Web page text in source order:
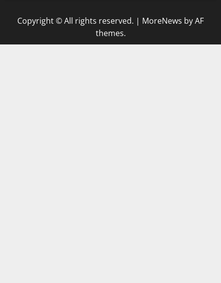
Copyright © All rights reserved. | MoreNews by AF
themes.